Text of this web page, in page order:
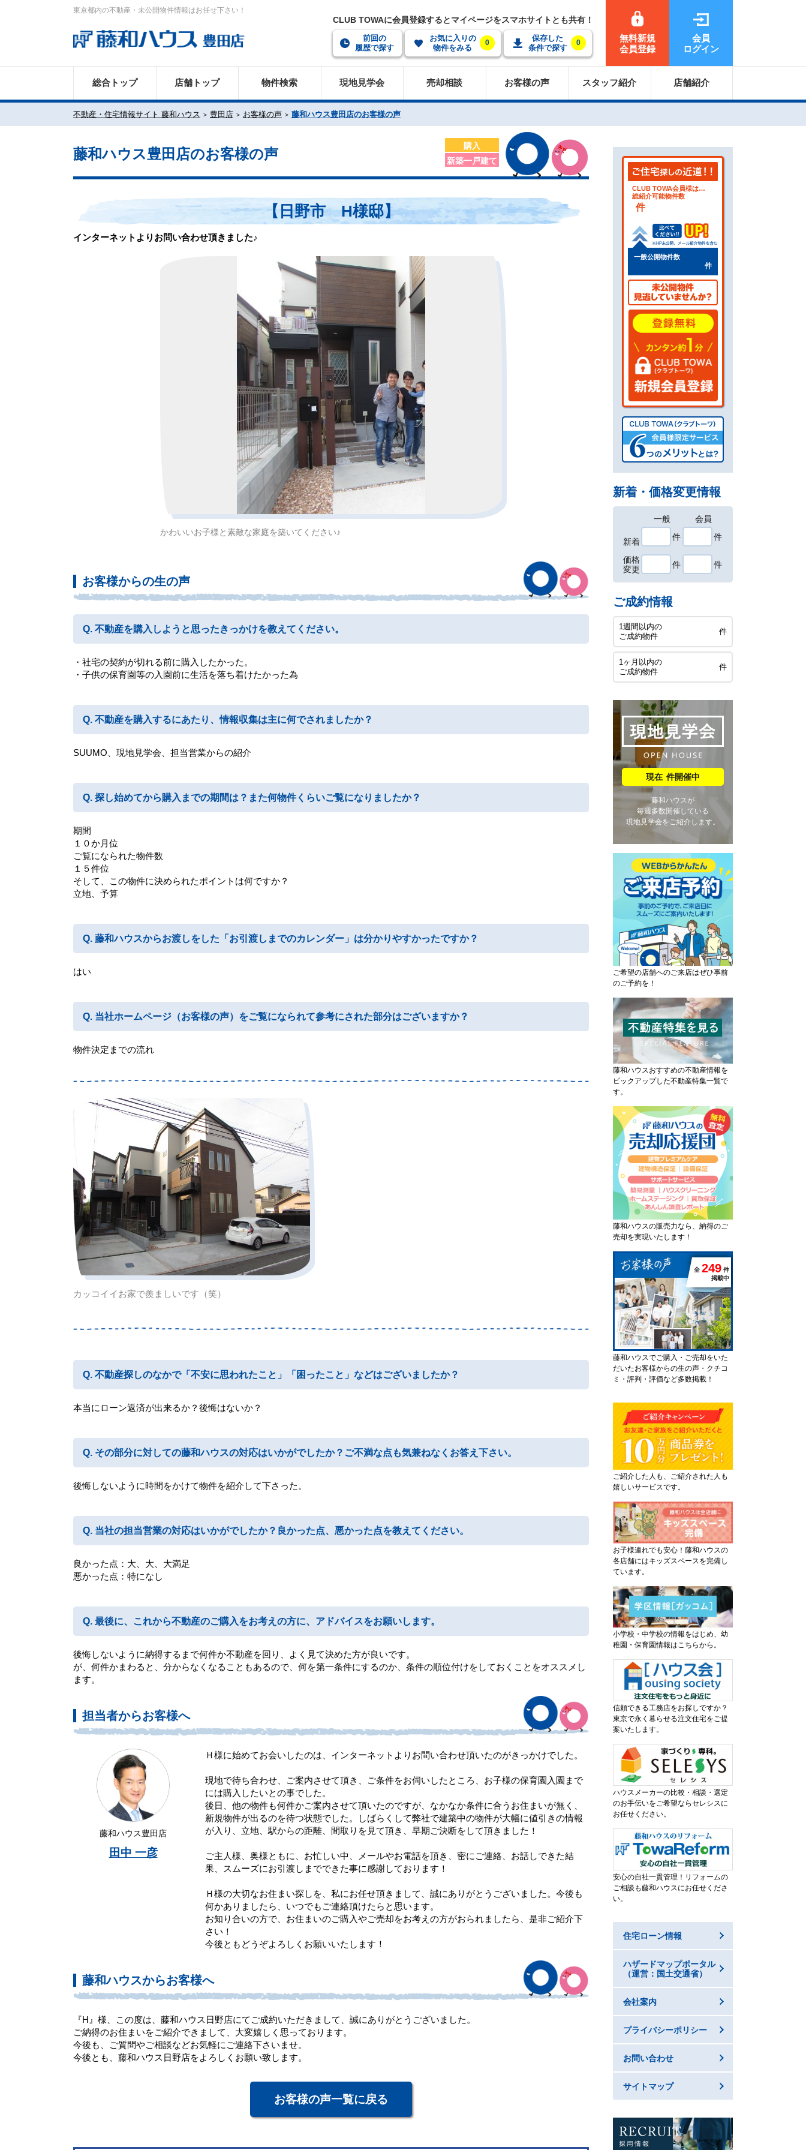
東京都内の不動産・未公開物件情報はお任せ下さい！
CLUB TOWAに会員登録するとマイページをスマホサイトとも共有！
前回の
履歴で探す
お気に入りの
物件をみる
0
保存した
条件で探す
0
無料新規
会員登録
会員
ログイン
総合トップ 店舗トップ 物件検索 現地見学会 売却相談 お客様の声 スタッフ紹介 店舗紹介
不動産・住宅情報サイト 藤和ハウス 豊田店 お客様の声 藤和ハウス豊田店のお客様の声
藤和ハウス豊田店のお客様の声
購入
新築一戸建て
【日野市 H様邸】
インターネットよりお問い合わせ頂きました♪
かわいいお子様と素敵な家庭を築いてください♪
お客様からの生の声
不動産を購入しようと思ったきっかけを教えてください。
・社宅の契約が切れる前に購入したかった。
・子供の保育園等の入園前に生活を落ち着けたかった為
不動産を購入するにあたり、情報収集は主に何でされましたか？
SUUMO、現地見学会、担当営業からの紹介
探し始めてから購入までの期間は？また何物件くらいご覧になりましたか？
期間
１０か月位
ご覧になられた物件数
１５件位
そして、この物件に決められたポイントは何ですか？
立地、予算
藤和ハウスからお渡しをした「お引渡しまでのカレンダー」は分かりやすかったですか？
はい
当社ホームページ（お客様の声）をご覧になられて参考にされた部分はございますか？
物件決定までの流れ
カッコイイお家で羨ましいです（笑）
不動産探しのなかで「不安に思われたこと」「困ったこと」などはございましたか？
本当にローン返済が出来るか？後悔はないか？
その部分に対しての藤和ハウスの対応はいかがでしたか？ご不満な点も気兼ねなくお答え下さい。
後悔しないように時間をかけて物件を紹介して下さった。
当社の担当営業の対応はいかがでしたか？良かった点、悪かった点を教えてください。
良かった点：大、大、大満足
悪かった点：特になし
最後に、これから不動産のご購入をお考えの方に、アドバイスをお願いします。
後悔しないように納得するまで何件か不動産を回り、よく見て決めた方が良いです。
が、何件かまわると、分からなくなることもあるので、何を第一条件にするのか、条件の順位付けをしておくことをオススメし
ます。
担当者からお客様へ
藤和ハウス豊田店
田中 一彦
Ｈ様に始めてお会いしたのは、インターネットよりお問い合わせ頂いたのがきっかけでした。
現地で待ち合わせ、ご案内させて頂き、ご条件をお伺いしたところ、お子様の保育園入園まで
には購入したいとの事でした。
後日、他の物件も何件かご案内させて頂いたのですが、なかなか条件に合うお住まいが無く、
新規物件が出るのを待つ状態でした。しばらくして弊社で建築中の物件が大幅に値引きの情報
が入り、立地、駅からの距離、間取りを見て頂き、早期ご決断をして頂きました！
ご主人様、奥様ともに、お忙しい中、メールやお電話を頂き、密にご連絡、お話しできた結
果、スムーズにお引渡しまでできた事に感謝しております！
Ｈ様の大切なお住まい探しを、私にお任せ頂きまして、誠にありがとうございました。今後も
何かありましたら、いつでもご連絡頂けたらと思います。
お知り合いの方で、お住まいのご購入やご売却をお考えの方がおられましたら、是非ご紹介下
さい！
今後ともどうぞよろしくお願いいたします！
藤和ハウスからお客様へ
『H』様、この度は、藤和ハウス日野店にてご成約いただきまして、誠にありがとうございました。
ご納得のお住まいをご紹介できまして、大変嬉しく思っております。
今後も、ご質問やご相談などお気軽にご連絡下さいませ。
今後とも、藤和ハウス日野店をよろしくお願い致します。
お客様の声一覧に戻る
CLUB TOWA会員様は…
総紹介可能物件数
件
一般公開物件数
件
新着・価格変更情報
一般 会員
新着
件 件
価格
変更
件 件
ご成約情報
1週間以内の
ご成約物件
件
1ヶ月以内の
ご成約物件
件
件開催中
藤和ハウスが
毎週多数開催している
現地見学会をご紹介します。
ご希望の店舗へのご来店はぜひ事前
のご予約を！
藤和ハウスおすすめの不動産情報を
ピックアップした不動産特集一覧で
す。
藤和ハウスの販売力なら、納得のご
売却を実現いたします！
全 249 件
掲載中
藤和ハウスでご購入・ご売却をいた
だいたお客様からの生の声・クチコ
ミ・評判・評価など多数掲載！
ご紹介した人も、ご紹介された人も
嬉しいサービスです。
お子様連れでも安心！藤和ハウスの
各店舗にはキッズスペースを完備し
ています。
小学校・中学校の情報をはじめ、幼
稚園・保育園情報はこちらから。
信頼できる工務店をお探しですか？
東京で永く暮らせる注文住宅をご提
案いたします。
ハウスメーカーの比較・相談・選定
のお手伝いをご希望ならセレシスに
お任せください。
安心の自社一貫管理！リフォームの
ご相談も藤和ハウスにお任せくださ
い。
住宅ローン情報
ハザードマップポータル
（運営：国土交通省）
会社案内
プライバシーポリシー
お問い合わせ
サイトマップ